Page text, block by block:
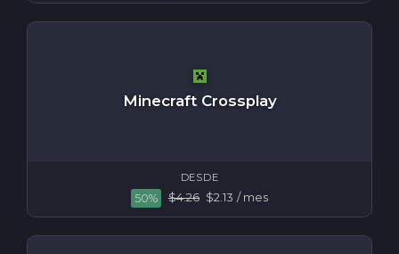
Minecraft Crossplay
DESDE
50% $4.26 $2.13 / mes